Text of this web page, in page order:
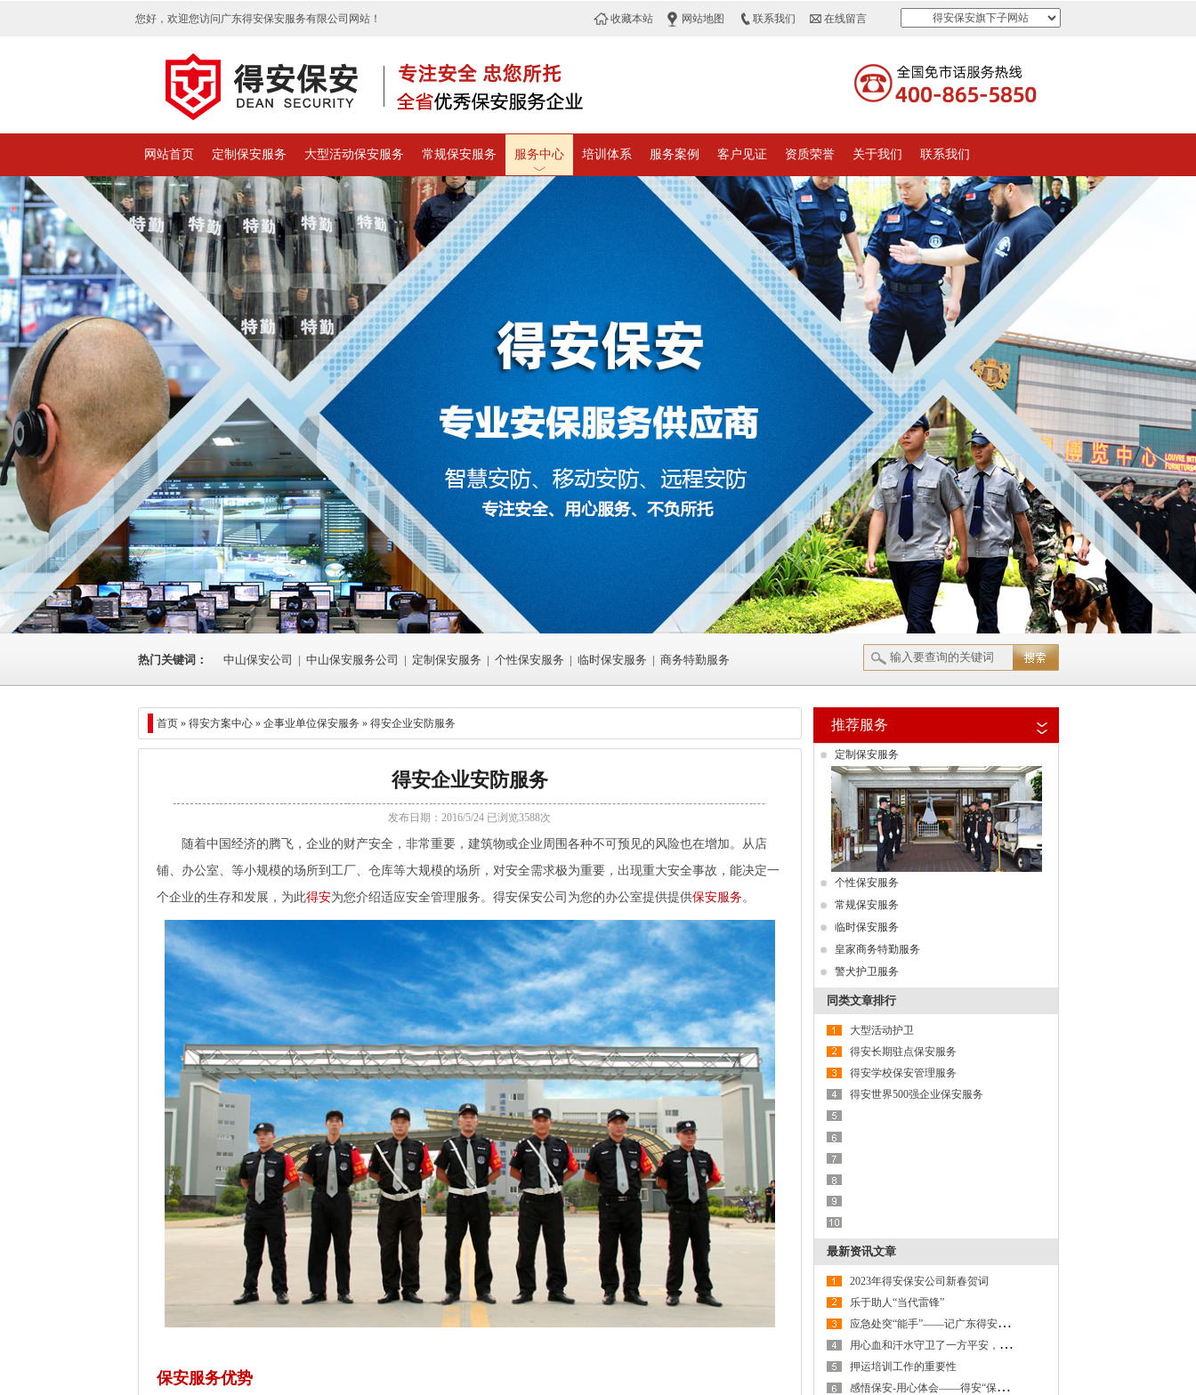
您好，欢迎您访问广东得安保安服务有限公司网站！ 收藏本站 网站地图 联系我们 在线留言 得安保安旗下子网站
网站首页 定制保安服务 大型活动保安服务 常规保安服务 服务中心 培训体系 服务案例 客户见证 资质荣誉 关于我们 联系我们
热门关键词： 中山保安公司 | 中山保安服务公司 | 定制保安服务 | 个性保安服务 | 临时保安服务 | 商务特勤服务
首页 » 得安方案中心» 企事业单位保安服务 » 得安企业安防服务
得安企业安防服务
发布日期：2016/5/24 已浏览3588次
随着中国经济的腾飞，企业的财产安全，非常重要，建筑物或企业周围各种不可预见的风险也在增加。从店
铺、办公室、等小规模的场所到工厂、仓库等大规模的场所，对安全需求极为重要，出现重大安全事故，能决定一
个企业的生存和发展，为此得安为您介绍适应安全管理服务。得安保安公司为您的办公室提供提供保安服务。
保安服务优势
推荐服务
定制保安服务
个性保安服务
常规保安服务
临时保安服务
皇家商务特勤服务
警犬护卫服务
同类文章排行
大型活动护卫
得安长期驻点保安服务
得安学校保安管理服务
得安世界500强企业保安服务
最新资讯文章
2023年得安保安公司新春贺词
乐于助人“当代雷锋”
应
急处突“能手”——记广东得安保安公司中山分公司驻东区街道辅警队
用
心血和汗水守卫了一方平安，为居民撑起一把“保护伞”——记广东得安保安服务有限公司中山分公司驻东区社区保安班
押运培训工作的重要性
感
悟保安-用心体会——得安“保安生涯最难忘的一件事”有奖征文大赛作品鉴赏